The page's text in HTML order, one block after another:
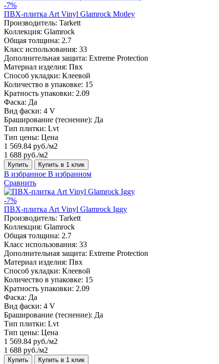
-7%
ПВХ-плитка Art Vinyl Glamrock Motley
Производитель: Tarkett
Коллекция: Glamrock
Общая толщина: 2.7
Класс использования: 33
Дополнительная защита: Extreme Protection
Материал изделия: Пвх
Способ укладки: Клеевой
Количество в упаковке: 15
Кратность упаковки: 2.09
Фаска: Да
Вид фаски: 4 V
Браширование (теснение): Да
Тип плитки: Lvt
Тип цены: Цена
1 569.84 руб./м2
1 688 руб./м2
Купить Купить в 1 клик
В избранное В избранном
Сравнить
-7%
ПВХ-плитка Art Vinyl Glamrock Iggy
Производитель: Tarkett
Коллекция: Glamrock
Общая толщина: 2.7
Класс использования: 33
Дополнительная защита: Extreme Protection
Материал изделия: Пвх
Способ укладки: Клеевой
Количество в упаковке: 15
Кратность упаковки: 2.09
Фаска: Да
Вид фаски: 4 V
Браширование (теснение): Да
Тип плитки: Lvt
Тип цены: Цена
1 569.84 руб./м2
1 688 руб./м2
Купить Купить в 1 клик